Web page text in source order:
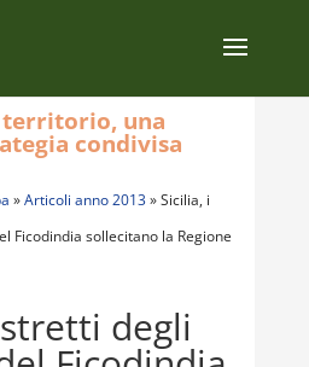
»Articoli anno 2013»Sicilia, i
Ficodindia sollecitano la Regione
degli
una
condivisa